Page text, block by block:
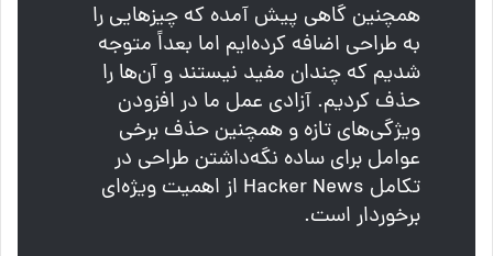
همچنین گاهی پیش آمده که چیزهایی را
به طراحی اضافه کرده‌ایم اما بعداً متوجه
شدیم که چندان مفید نیستند و آن‌ها را
حذف کردیم. آزادی عمل ما در افزودن
ویژگی‌های تازه و همچنین حذف برخی
عوامل برای ساده نگه‌داشتن طراحی در
تکامل Hacker News از اهمیت ویژه‌ای
برخوردار است.